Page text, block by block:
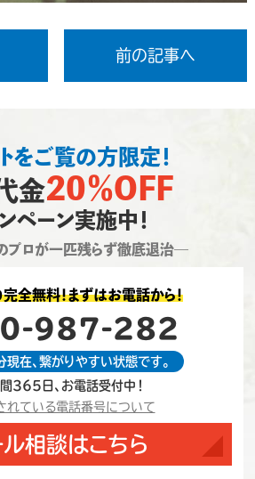
前の記事へ
をご覧の方限定！
金20％OFF
ペーン実施中！
プロが一匹残らず徹底退治―
完全無料！まずはお電話から！
987-282
在、繋がりやすい状態です。
365日、お電話受付中！
れている電話番号について
ル相談はこちら